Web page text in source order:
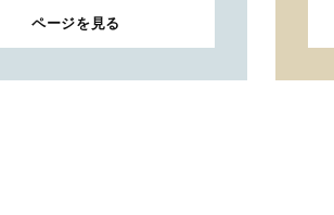
ページを見る